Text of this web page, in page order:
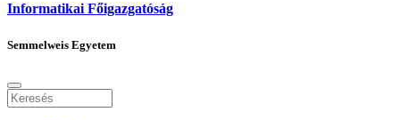
Informatikai Főigazgatóság
Semmelweis Egyetem